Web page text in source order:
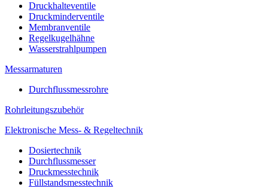
Druckhalteventile
Druckminderventile
Membranventile
Regelkugelhähne
Wasserstrahlpumpen
Messarmaturen
Durchflussmessrohre
Rohrleitungszubehör
Elektronische Mess- & Regeltechnik
Dosiertechnik
Durchflussmesser
Druckmesstechnik
Füllstandsmesstechnik